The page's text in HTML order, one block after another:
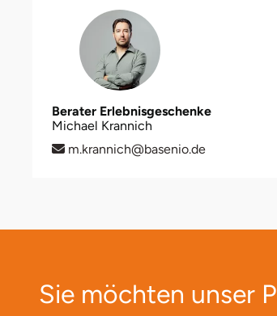
Berater Erlebnisgeschenke
Michael Krannich
m.krannich@basenio.de
Sie möchten unser
Heldburg